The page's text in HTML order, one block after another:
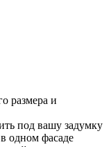
размера и
под вашу задумку
одном фасаде